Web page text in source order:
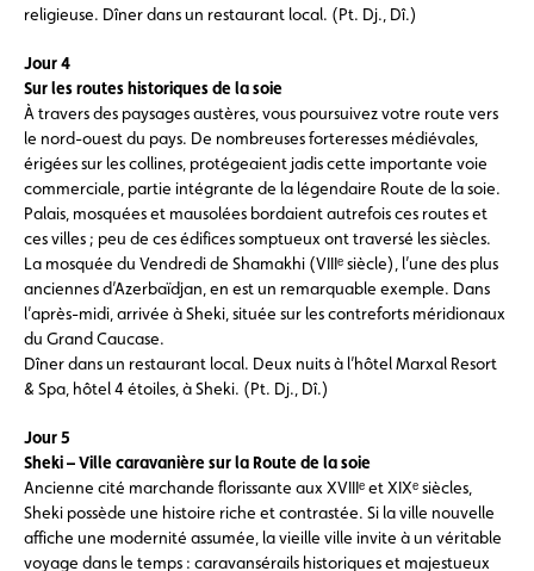
religieuse. Dîner dans un restaurant local. (Pt. Dj., Dî.)
Jour 4
Sur les routes historiques de la soie
À travers des paysages austères, vous poursuivez votre route vers
le nord-ouest du pays. De nombreuses forteresses médiévales,
érigées sur les collines, protégeaient jadis cette importante voie
commerciale, partie intégrante de la légendaire Route de la soie.
Palais, mosquées et mausolées bordaient autrefois ces routes et
ces villes ; peu de ces édifices somptueux ont traversé les siècles.
La mosquée du Vendredi de Shamakhi (VIIIᵉ siècle), l’une des plus
anciennes d’Azerbaïdjan, en est un remarquable exemple. Dans
l’après-midi, arrivée à Sheki, située sur les contreforts méridionaux
du Grand Caucase.
Dîner dans un restaurant local. Deux nuits à l’hôtel Marxal Resort
& Spa, hôtel 4 étoiles, à Sheki. (Pt. Dj., Dî.)
Jour 5
Sheki – Ville caravanière sur la Route de la soie
Ancienne cité marchande florissante aux XVIIIᵉ et XIXᵉ siècles,
Sheki possède une histoire riche et contrastée. Si la ville nouvelle
affiche une modernité assumée, la vieille ville invite à un véritable
voyage dans le temps : caravansérails historiques et majestueux